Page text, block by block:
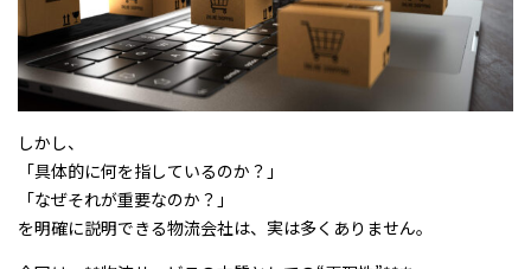
しかし、
「具体的に何を指しているのか？」
「なぜそれが重要なのか？」
を明確に説明できる物流会社は、実は多くありません。